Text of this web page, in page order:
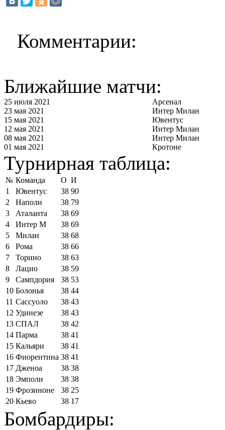
Комментарии:
Ближайшие матчи:
25 июля 2021
Арсенал
23 мая 2021
Интер Милан
15 мая 2021
Ювентус
12 мая 2021
Интер Милан
08 мая 2021
Интер Милан
01 мая 2021
Кротоне
Турнирная таблица:
№ Команда О И
1
Ювентус 38 90
2
Наполи 38 79
3
Аталанта 38 69
4
Интер М 38 69
5
Милан 38 68
6
Рома 38 66
7
Торино 38 63
8
Лацио 38 59
9
Сампдория 38 53
10 Болонья 38 44
11 Сассуоло 38 43
12 Удинезе 38 43
13 СПАЛ 38 42
14 Парма 38 41
15 Кальяри 38 41
16 Фиорентина 38 41
17 Дженоа 38 38
18 Эмполи 38 38
19 Фрозиноне 38 25
20 Кьево 38 17
Бомбардиры: